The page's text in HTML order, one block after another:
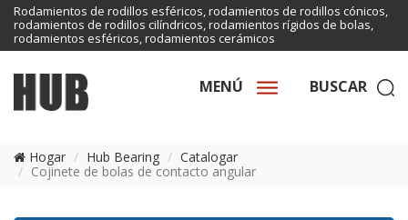
Rodamientos de rodillos esféricos, rodamientos de rodillos cónicos,
rodamientos de rodillos cilíndricos, rodamientos rígidos de bolas,
rodamientos esféricos, rodamientos cerámicos
MENÚ BUSCAR
Hogar Hub Bearing
Catalogar
Cojinete de bolas de contacto angular